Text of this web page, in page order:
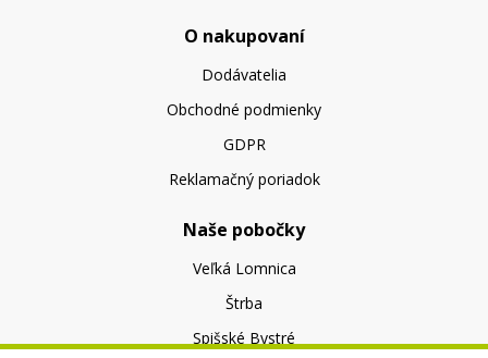
O nakupovaní
Dodávatelia
Obchodné podmienky
GDPR
Reklamačný poriadok
Naše pobočky
Veľká Lomnica
Štrba
Spišské Bystré